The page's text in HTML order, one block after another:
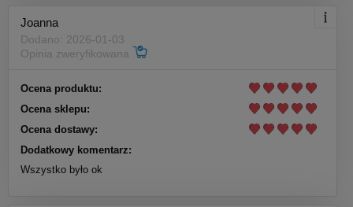
Joanna
Dodano: 2026-01-03
Opinia zweryfikowana
Ocena produktu:
Ocena sklepu:
Ocena dostawy:
Dodatkowy komentarz:
Wszystko było ok